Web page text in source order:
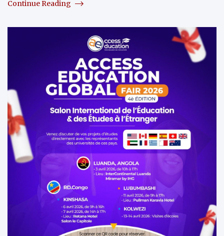
Continue Reading